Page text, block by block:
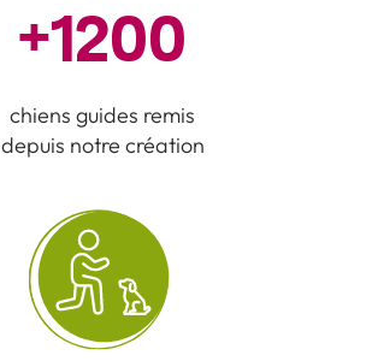
+1200
chiens guides remis
depuis notre création